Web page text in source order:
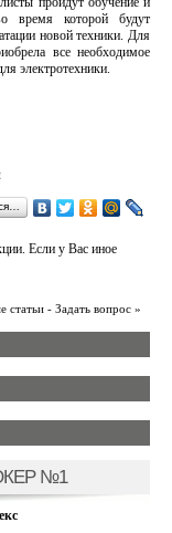
время которой будут
новой техники. Для
все необходимое
электротехники.
Если у Вас иное
статьи - Задать вопрос »
№1